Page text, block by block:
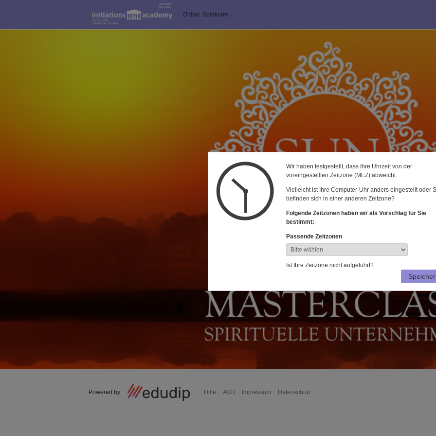
Online-Seminare
Herzlich willkommen in unserer
Powered by Datenschutz
Impressum
AGB
Hilfe
Wir haben festgestellt, dass Ihre Uhrzeit von der
voreingestellten Zeitzone (MEZ) abweicht.
Vielleicht ist Ihre Computer-Uhr anders eingestellt oder
befinden sich in einer anderen Zeitzone?
Folgende Zeitzonen haben wir als Vorschlag für Sie
bestimmt:
Passende Zeitzonen
Ist Ihre Zeitzone nicht aufgeführt?